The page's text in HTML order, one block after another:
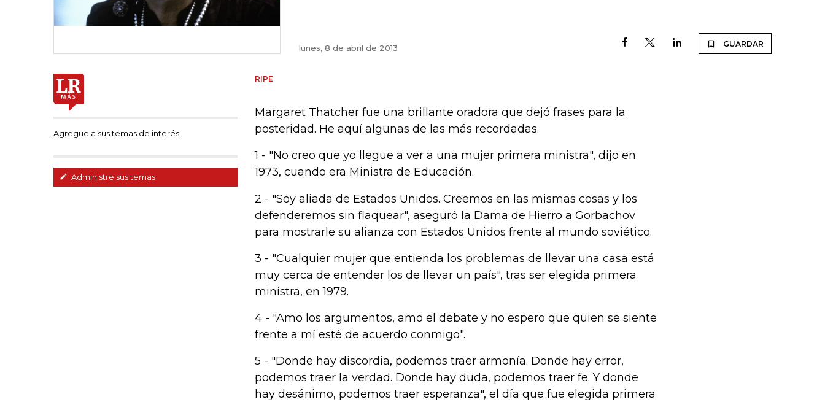
lunes, 8 de abril de 2013 GUARDAR
Agregue a sus temas de interés
Administre sus temas
RIPE
Margaret Thatcher fue una brillante oradora que dejó frases para la
posteridad. He aquí algunas de las más recordadas.
1 - "No creo que yo llegue a ver a una mujer primera ministra", dijo en
1973, cuando era Ministra de Educación.
2 - "Soy aliada de Estados Unidos. Creemos en las mismas cosas y los
defenderemos sin flaquear", aseguró la Dama de Hierro a Gorbachov
para mostrarle su alianza con Estados Unidos frente al mundo soviético.
3 - "Cualquier mujer que entienda los problemas de llevar una casa está
muy cerca de entender los de llevar un país", tras ser elegida primera
ministra, en 1979.
4 - "Amo los argumentos, amo el debate y no espero que quien se siente
frente a mí esté de acuerdo conmigo".
5 - "Donde hay discordia, podemos traer armonía. Donde hay error,
podemos traer la verdad. Donde hay duda, podemos traer fe. Y donde
hay desánimo, podemos traer esperanza", el día que fue elegida primera